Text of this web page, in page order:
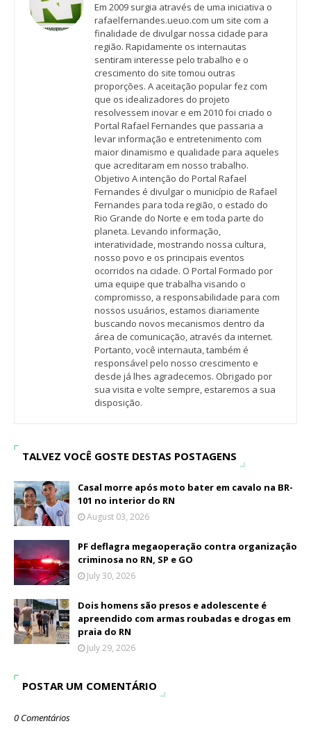
Em 2009 surgia através de uma iniciativa o
rafaelfernandes.ueuo.com um site com a
finalidade de divulgar nossa cidade para
região. Rapidamente os internautas
sentiram interesse pelo trabalho e o
crescimento do site tomou outras
proporções. A aceitação popular fez com
que os idealizadores do projeto
resolvessem inovar e em 2010 foi criado o
Portal Rafael Fernandes que passaria a
levar informação e entretenimento com
maior dinamismo e qualidade para aqueles
que acreditaram em nosso trabalho.
Objetivo A intenção do Portal Rafael
Fernandes é divulgar o município de Rafael
Fernandes para toda região, o estado do
Rio Grande do Norte e em toda parte do
planeta. Levando informação,
interatividade, mostrando nossa cultura,
nosso povo e os principais eventos
ocorridos na cidade. O Portal Formado por
uma equipe que trabalha visando o
compromisso, a responsabilidade para com
nossos usuários, estamos diariamente
buscando novos mecanismos dentro da
área de comunicação, através da internet.
Portanto, você internauta, também é
responsável pelo nosso crescimento e
desde já lhes agradecemos. Obrigado por
sua visita e volte sempre, estaremos a sua
disposição.
TALVEZ VOCÊ GOSTE DESTAS POSTAGENS
Casal morre após moto bater em cavalo na BR-
101 no interior do RN
August 03, 2026
PF deflagra megaoperação contra organização
criminosa no RN, SP e GO
July 30, 2026
Dois homens são presos e adolescente é
apreendido com armas roubadas e drogas em
praia do RN
July 29, 2026
POSTAR UM COMENTÁRIO
0 Comentários